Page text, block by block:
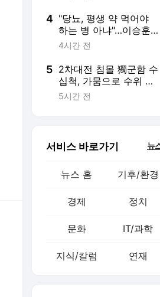
4 "당뇨, 평생 약 먹어야
하는 병 아냐"…이승훈
교수가 말한 '관해'의 조
4시간 전
5 2차대전 침몰 獨군함 수
십척, 가뭄으로 수위 낮
아진 도나우강서 모습
5시간 전
서비스 바로가기 뉴
뉴스 홈 기후/환경
경제 정치
문화 IT/과학
지식/칼럼 연재